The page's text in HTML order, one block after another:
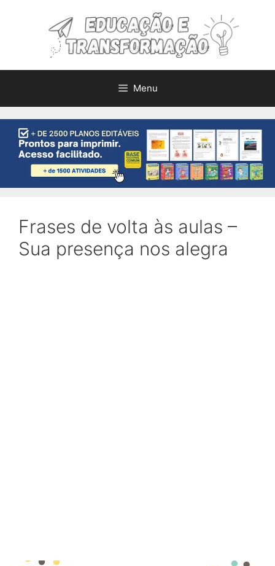
Menu
Frases de volta às aulas –
Sua presença nos alegra